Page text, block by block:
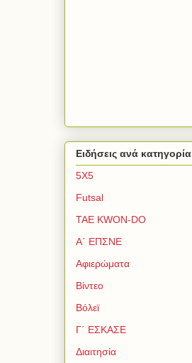
Ειδήσεις ανά κατηγορία
5Χ5
Futsal
TAE KWON-DO
Α΄ ΕΠΣΝΕ
Αφιερώματα
Βίντεο
Βόλεϊ
Γ΄ ΕΣΚΑΣΕ
Διαιτησία